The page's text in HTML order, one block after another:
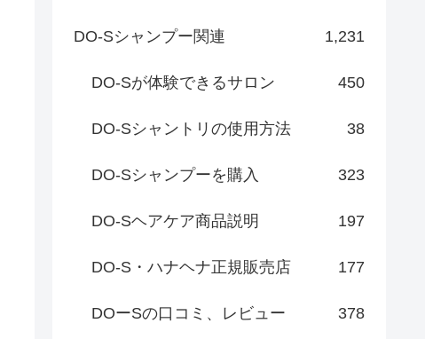
DO-Sシャンプー関連 1,231
DO-Sが体験できるサロン 450
DO-Sシャントリの使用方法 38
DO-Sシャンプーを購入 323
DO-Sヘアケア商品説明 197
DO-S・ハナヘナ正規販売店 177
DOーSの口コミ、レビュー 378